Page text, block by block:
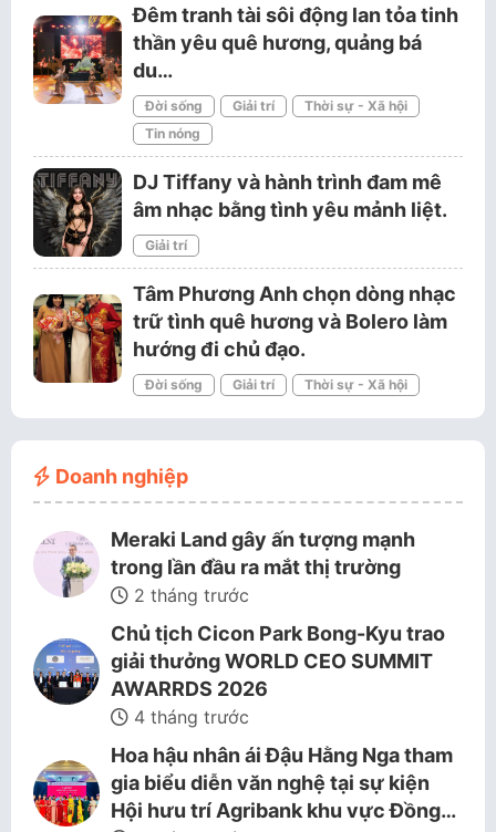
Đêm tranh tài sôi động lan tỏa tinh
thần yêu quê hương, quảng bá
du…
Đời sống Giải trí
Thời sự - Xã hội
Tin nóng
DJ Tiffany và hành trình đam mê
âm nhạc bằng tình yêu mảnh liệt.
Giải trí
Tâm Phương Anh chọn dòng nhạc
trữ tình quê hương và Bolero làm
hướng đi chủ đạo.
Đời sống Giải trí Thời sự - Xã hội
Doanh nghiệp
Meraki Land gây ấn tượng mạnh
trong lần đầu ra mắt thị trường
2 tháng trước
Chủ tịch Cicon Park Bong-Kyu trao
giải thưởng WORLD CEO SUMMIT
AWARRDS 2026
4 tháng trước
Hoa hậu nhân ái Đậu Hằng Nga tham
gia biểu diễn văn nghệ tại sự kiện
Hội hưu trí Agribank khu vực Đồng…